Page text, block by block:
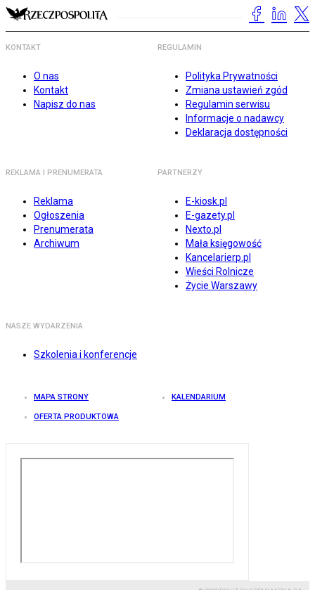
KONTAKT
O nas
Kontakt
Napisz do nas
REGULAMIN
Polityka Prywatności
Zmiana ustawień zgód
Regulamin serwisu
Informacje o nadawcy
Deklaracja dostępności
REKLAMA I PRENUMERATA
Reklama
Ogłoszenia
Prenumerata
Archiwum
PARTNERZY
E-kiosk.pl
E-gazety.pl
Nexto.pl
Mała księgowość
Kancelarierp.pl
Wieści Rolnicze
Życie Warszawy
NASZE WYDARZENIA
Szkolenia i konferencje
MAPA STRONY KALENDARIUM
OFERTA PRODUKTOWA